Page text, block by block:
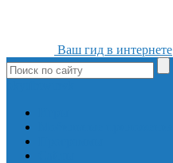
Ваш гид в интернете